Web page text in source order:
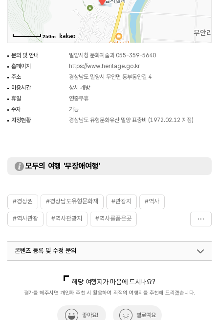
표충비가 유명해진 이유는 나라에 큰일이 있을 때마다 비신에서 땀이 흘렀다는
이야기 때문이다. 마치 구슬처럼 흐르는데 이것을 두고 이곳 사람들은 나라와
겨레를 존중하고 근심하는 사명대사의 영험이라 하여 신성시한다. 그래서 ‘땀
흘리는 표충비’로 널리 알려져 있으며, 밀양 얼음골과 만어산어산불영경석과
250m
문의 및 안내
밀양시청 문화예술과 055-359-5640
홈페이지
https://www.heritage.go.kr
주소
경상남도 밀양시 무안면 동부동안길 4
이용시간
상시 개방
휴일
연중무휴
주차
가능
지정현황
경상남도 유형문화유산 밀양 표충비 (1972.02.12 지정)
모두의 여행 '무장애여행'
#경상권 #경상남도유형문화재 #관광지 #역사
#역사관광 #역사관광지 #역사를품은곳
#표충비
콘텐츠 등록 및 수정 문의
해당 여행지가 마음에 드시나요?
평가를 해주시면 개인화 추천 시 활용하여 최적의 여행지를 추천해 드리겠습니다.
좋아요! 별로예요